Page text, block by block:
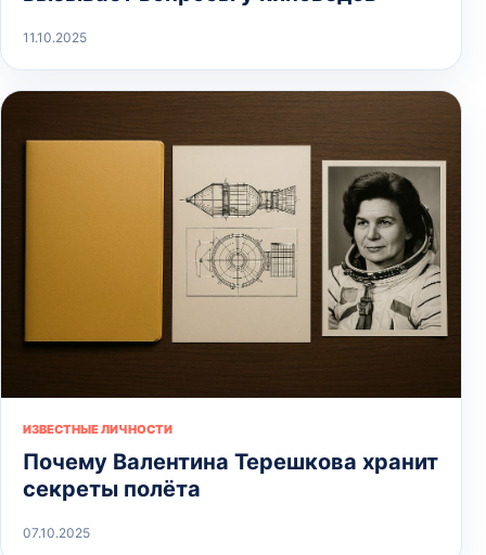
11.10.2025
ИЗВЕСТНЫЕ ЛИЧНОСТИ
Почему Валентина Терешкова хранит
секреты полёта
07.10.2025